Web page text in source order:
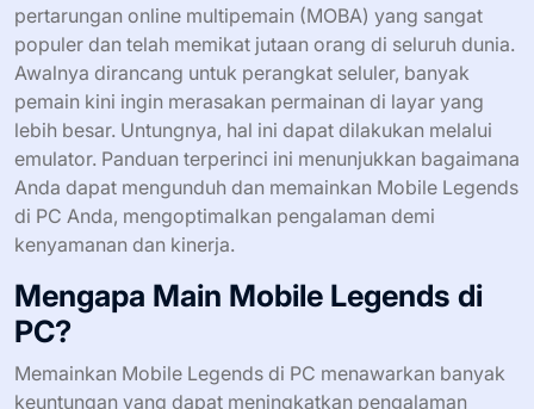
pertarungan online multipemain (MOBA) yang sangat
populer dan telah memikat jutaan orang di seluruh dunia.
Awalnya dirancang untuk perangkat seluler, banyak
pemain kini ingin merasakan permainan di layar yang
lebih besar. Untungnya, hal ini dapat dilakukan melalui
emulator. Panduan terperinci ini menunjukkan bagaimana
Anda dapat mengunduh dan memainkan Mobile Legends
di PC Anda, mengoptimalkan pengalaman demi
kenyamanan dan kinerja.
Mengapa Main Mobile Legends di
PC?
Memainkan Mobile Legends di PC menawarkan banyak
keuntungan yang dapat meningkatkan pengalaman